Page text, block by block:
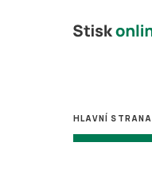
HLAVNÍ STRANA